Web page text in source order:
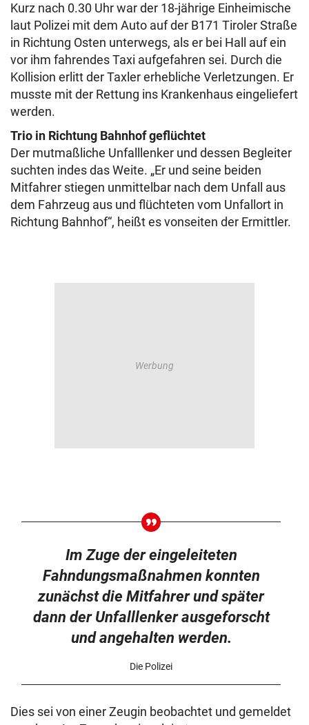
Kurz nach 0.30 Uhr war der 18-jährige Einheimische
laut Polizei mit dem Auto auf der B171 Tiroler Straße
in Richtung Osten unterwegs, als er bei Hall auf ein
vor ihm fahrendes Taxi aufgefahren sei. Durch die
Kollision erlitt der Taxler erhebliche Verletzungen. Er
musste mit der Rettung ins Krankenhaus eingeliefert
werden.
Trio in Richtung Bahnhof geflüchtet
Der mutmaßliche Unfalllenker und dessen Begleiter
suchten indes das Weite. „Er und seine beiden
Mitfahrer stiegen unmittelbar nach dem Unfall aus
dem Fahrzeug aus und flüchteten vom Unfallort in
Richtung Bahnhof“, heißt es vonseiten der Ermittler.
Im Zuge der eingeleiteten
Fahndungsmaßnahmen konnten
zunächst die Mitfahrer und später
dann der Unfalllenker ausgeforscht
und angehalten werden.
Die Polizei
Dies sei von einer Zeugin beobachtet und gemeldet